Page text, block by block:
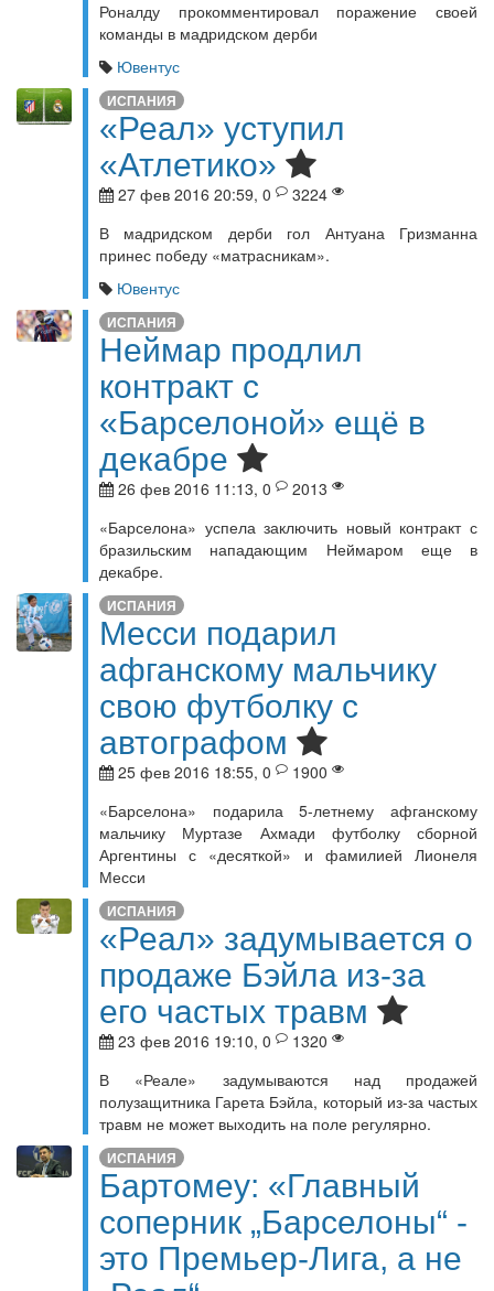
Роналду прокомментировал поражение своей
команды в мадридском дерби
Ювентус
ИСПАНИЯ
«Реал» уступил
«Атлетико»
27 фев 2016 20:59, 0
3224
В мадридском дерби гол Антуана Гризманна
принес победу «матрасникам».
Ювентус
ИСПАНИЯ
Неймар продлил
контракт с
«Барселоной» ещё в
декабре
26 фев 2016 11:13, 0
2013
«Барселона» успела заключить новый контракт с
бразильским нападающим Неймаром еще в
декабре.
ИСПАНИЯ
Месси подарил
афганскому мальчику
свою футболку с
автографом
25 фев 2016 18:55, 0
1900
«Барселона» подарила 5-летнему афганскому
мальчику Муртазе Ахмади футболку сборной
Аргентины с «десяткой» и фамилией Лионеля
Месси
ИСПАНИЯ
«Реал» задумывается о
продаже Бэйла из-за
его частых травм
23 фев 2016 19:10, 0
1320
В «Реале» задумываются над продажей
полузащитника Гарета Бэйла, который из-за частых
травм не может выходить на поле регулярно.
ИСПАНИЯ
Бартомеу: «Главный
соперник „Барселоны“ -
это Премьер-Лига, а не